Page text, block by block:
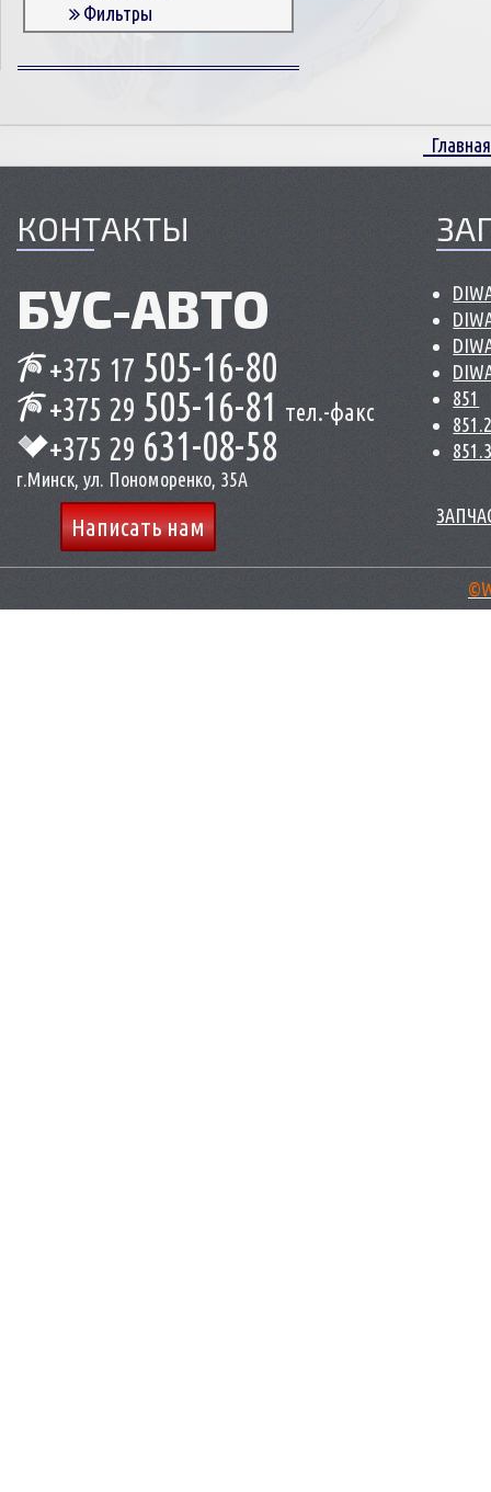
Фильтры
Корпусные детали
Пружины и болты
Втулки
Главная
КОНТАКТЫ
БУС-АВТО
+375 17 505-16-80
+375 29 505-16-81 тел.-факс
+375 29 631-08-58
г.Минск, ул. Пономоренко, 35А
Написать нам
851